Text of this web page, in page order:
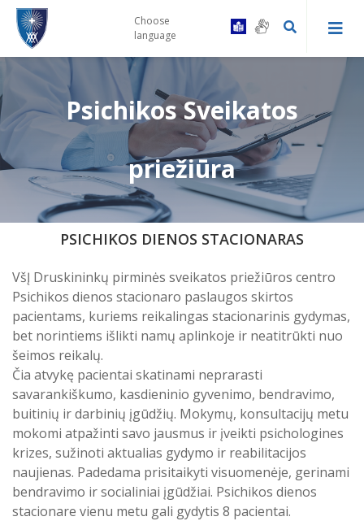
Kaip tapti Centro pacientu
Gydytojų konsultacinės komisijos
tvarka
Vairuotojų komisijos tvarka
kontaktai
Informacija specialiuosius ar
sudėtingus poreikius turintiems
pacientams
Profilaktinio (ikigydytojinio) kabineto
darbo laikas ir funkcijos Druskininkų
PSPC
Druskininkų PSPC registratūra ir
gydytojų kabinetai
Leipalingio ambulatorija
Kalviškių kabinetas
Laukimo eilėje laikas
Atostogaujantys ir sergantys
darbuotojai
Prevencinės programos
Skiepai
Bendradarbiavimas su VSB
Choose
language
Psichikos Sveikatos
priežiūra
PSICHIKOS DIENOS STACIONARAS
VšĮ Druskininkų pirminės sveikatos priežiūros centro
Psichikos dienos stacionaro paslaugos skirtos
pacientams, kuriems reikalingas stacionarinis gydymas,
bet norintiems išlikti namų aplinkoje ir neatitrūkti nuo
šeimos reikalų.
Čia atvykę pacientai skatinami neprarasti
savarankiškumo, kasdieninio gyvenimo, bendravimo,
buitinių ir darbinių įgūdžių. Mokymų, konsultacijų metu
mokomi atpažinti savo jausmus ir įveikti psichologines
krizes, sužinoti aktualias gydymo ir reabilitacijos
naujienas. Padedama prisitaikyti visuomenėje, gerinami
bendravimo ir socialiniai įgūdžiai. Psichikos dienos
stacionare vienu metu gali gydytis 8 pacientai.